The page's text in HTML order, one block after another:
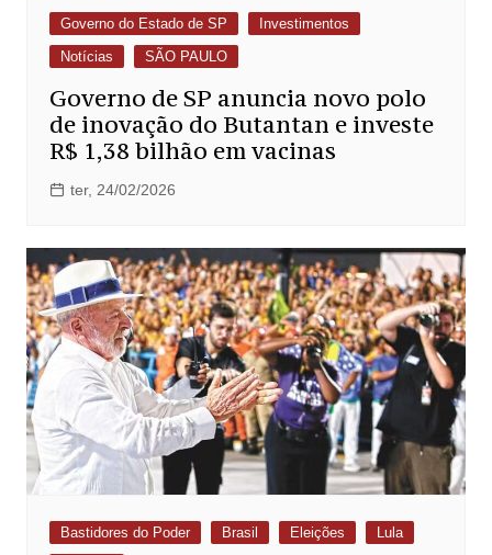
Governo do Estado de SP
Investimentos
Notícias
SÃO PAULO
Governo de SP anuncia novo polo
de inovação do Butantan e investe
R$ 1,38 bilhão em vacinas
ter, 24/02/2026
Bastidores do Poder Brasil Eleições
Lula